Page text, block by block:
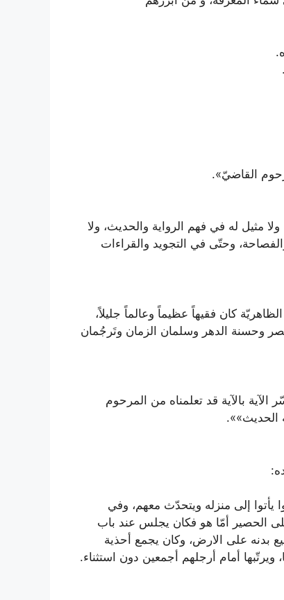
القاضيّ».
مثيل له في فهم الرواية والحديث، ولا
وحتّى في التجويد والقراءات
كان فقيهاً عظيماً وعالماً جليلاً،
وحسنة الدهر وسلمان الزمان وتَرجُمان
بالآية قد تعلمناه من المرحوم
الحديث»».
يأتوا إلى منزله ويتحدّث معهم، وفي
الحصير أمّا هو فكان يجلس عند باب
بدنه على الارض، وكان يجمع أحذية
ويرتّبها أمام أرجلهم أجمعين دون استثناء.